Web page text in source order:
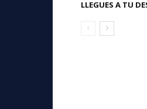
LLEGUES A TU